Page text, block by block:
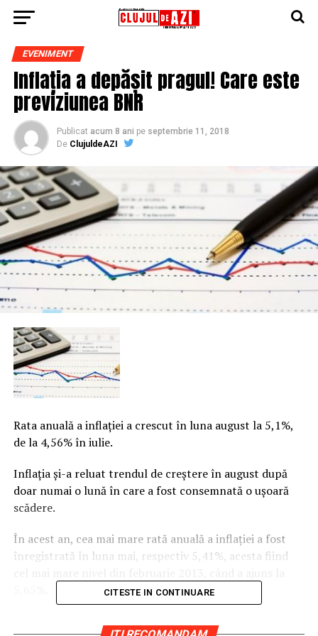
EVENIMENT
Inflația a depășit pragul! Care este
previziunea BNR
Publicat acum 8 ani pe septembrie 11, 2018
De ClujuldeAZI
Rata anuală a inflaţiei a crescut în luna august la 5,1%,
de la 4,56% în iulie.
Inflaţia şi-a reluat trendul de creştere în august după
doar numai o lună în care a fost consemnată o uşoară
scădere.
În acest an, cea mai mare rată anuală a inflaţiei a fost
înregistrată în luna mai, respectiv 5,41%, acesta fiind
CITESTE IN CONTINUARE